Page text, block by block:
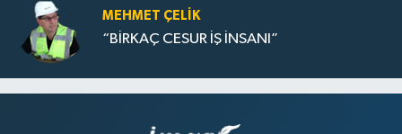
MEHMET ÇELIK
“BİRKAÇ CESUR İŞ İNSANI”